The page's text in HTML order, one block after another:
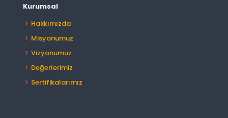
Kurumsal
Hakkımızda
Misyonumuz
Vizyonumuz
Değerlerimiz
Sertifikalarımız